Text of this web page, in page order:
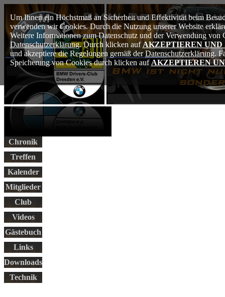
Um Ihnen ein Höchstmaß an Sicherheit und Effektivität beim
verwenden wir Cookies. Durch die Nutzung unserer Website
Weitere Informationen zum Datenschutz und der Verwendung von
Datenschutzerklärung. Durch klicken aufAKZEPTIEREN UND
und akzeptiere die Regelungen gemäß derDatenschutzerklärung.
Speicherung von Cookies durch klicken auf AKZEPTIEREN
Chronik
Treffen
Kalender
Mitglieder
Club
Videos
Gästebuch
Links
Downloads
Technik